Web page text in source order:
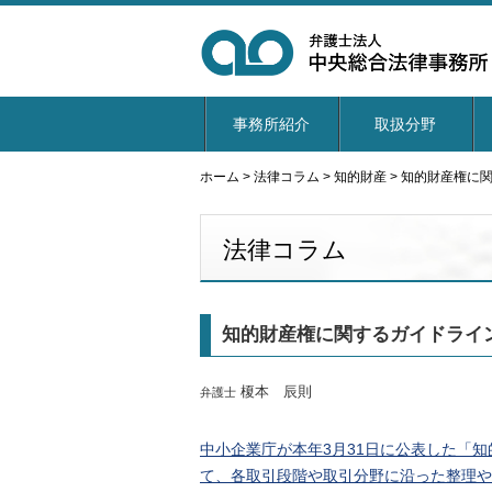
事務所紹介 取扱分野
ホーム > 法律コラム > 知的財産 > 知的財産権に
法律コラム
知的財産権に関するガイドライ
弁護士 榎本 辰則
中小企業庁が本年3月31日に公表した「
て、各取引段階や取引分野に沿った整理